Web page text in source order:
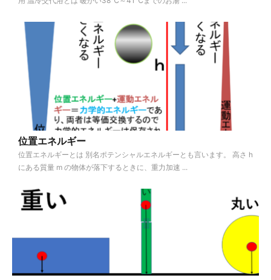
位置エネルギー
位置エネルギーとは 別名ポテンシャルエネルギーとも言います。 高さ h
にある質量 m の物体が落下するときに、重力加速 ...